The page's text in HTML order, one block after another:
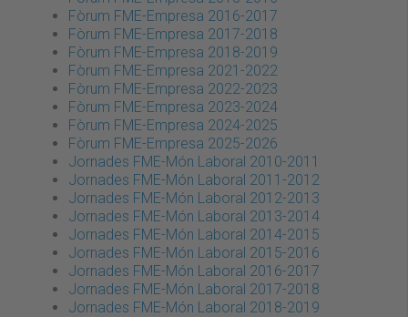
Fòrum FME-Empresa 2016-2017
Fòrum FME-Empresa 2017-2018
Fòrum FME-Empresa 2018-2019
Fòrum FME-Empresa 2021-2022
Fòrum FME-Empresa 2022-2023
Fòrum FME-Empresa 2023-2024
Fòrum FME-Empresa 2024-2025
Fòrum FME-Empresa 2025-2026
Jornades FME-Món Laboral 2010-2011
Jornades FME-Món Laboral 2011-2012
Jornades FME-Món Laboral 2012-2013
Jornades FME-Món Laboral 2013-2014
Jornades FME-Món Laboral 2014-2015
Jornades FME-Món Laboral 2015-2016
Jornades FME-Món Laboral 2016-2017
Jornades FME-Món Laboral 2017-2018
Jornades FME-Món Laboral 2018-2019